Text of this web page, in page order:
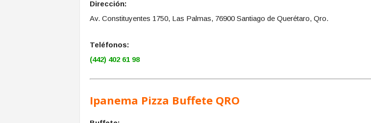
Dirección:
Av. Constituyentes 1750, Las Palmas, 76900 Santiago de Querétaro, Qro.
Teléfonos:
(442) 402 61 98
Ipanema Pizza Buffete QRO